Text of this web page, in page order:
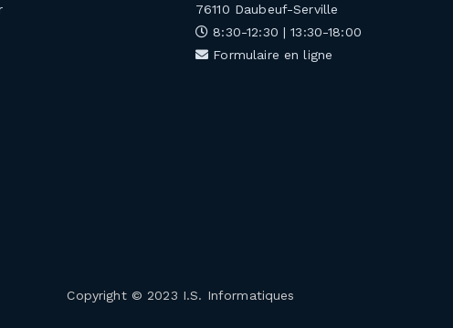
76110 Daubeuf-Serville
8:30-12:30 | 13:30-18:00
Formulaire en ligne
Copyright © 2023 I.S. Informatiques